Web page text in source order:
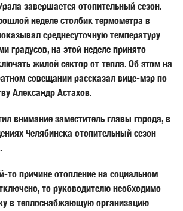
завершается отопительный сезон.
неделе столбик термометра в
среднесуточную температуру
градусов, на этой неделе принято
жилой сектор от тепла. Об этом на
совещании рассказал вице-мэр по
Александр Астахов.
внимание заместитель главы города, в
Челябинска отопительный сезон
то причине отопление на социальном
то руководителю необходимо
в теплоснабжающую организацию